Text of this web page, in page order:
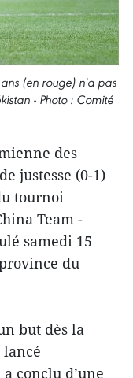
(en rouge) n'a pas
- Photo : Comité
des
justesse (0-1)
tournoi
Team -
samedi 15
du
but dès la
conclu d’une